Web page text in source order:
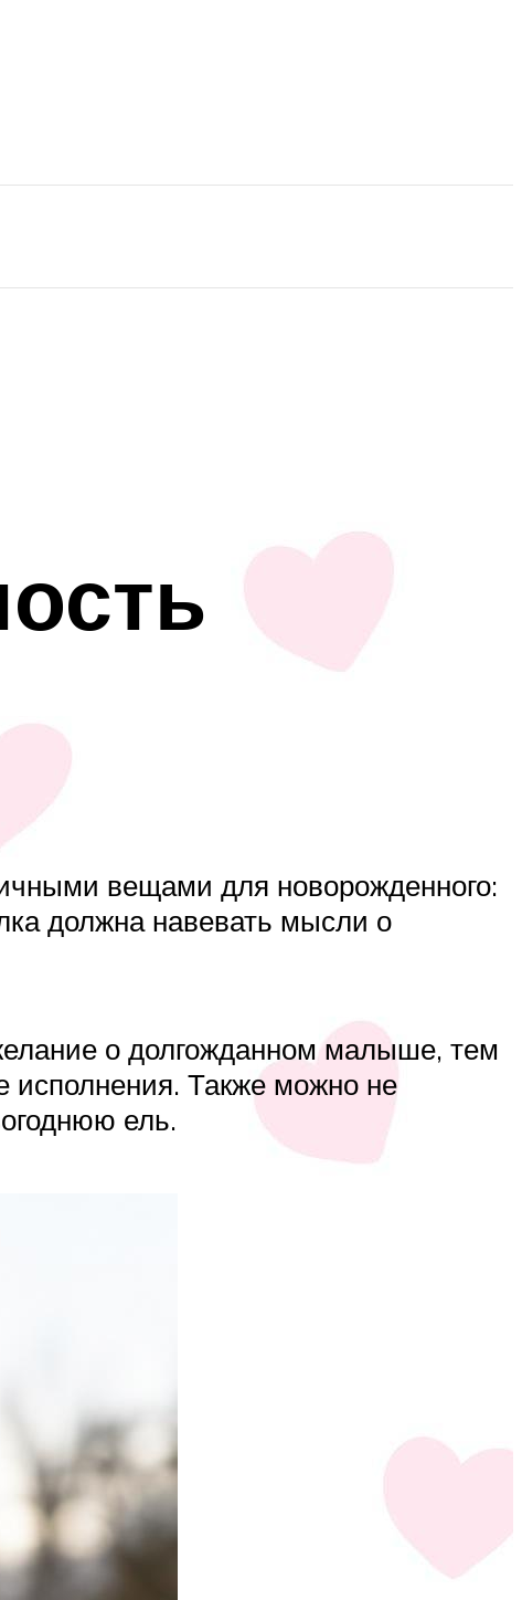
вещами для новорожденного:
должна навевать мысли о
о долгожданном малыше, тем
исполнения. Также можно не
ель.